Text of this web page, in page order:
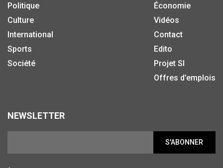
Politique
Culture
International
Sports
Société
Économie
Vidéos
Contact
Edito
Projet SI
Offres d’emplois
NEWSLETTER
S'ABONNER